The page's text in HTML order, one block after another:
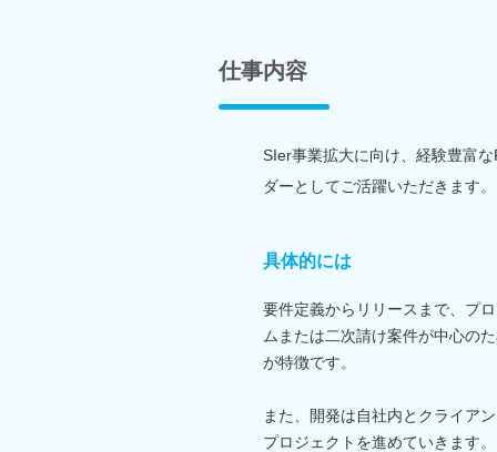
仕事内容
SIer事業拡大に向け、経験豊富
ダーとしてご活躍いただきます。
具体的には
要件定義からリリースまで、プ
ムまたは二次請け案件が中心の
が特徴です。
また、開発は自社内とクライア
プロジェクトを進めていきます。